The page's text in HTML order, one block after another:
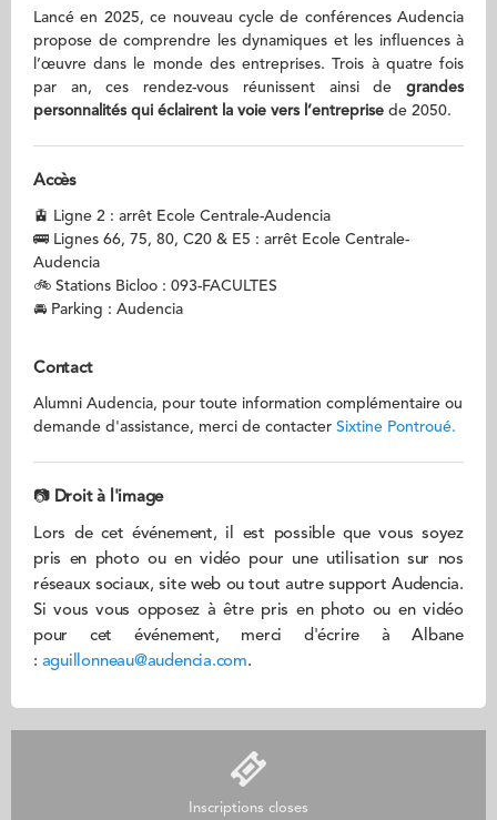
Lancé en 2025, ce nouveau cycle de conférences Audencia
propose de comprendre les dynamiques et les influences à
l’œuvre dans le monde des entreprises. Trois à quatre fois
par an, ces rendez-vous réunissent ainsi de grandes
personnalités qui éclairent la voie vers l’entreprise de 2050.
Accès
🚊 Ligne 2 : arrêt Ecole Centrale-Audencia
🚌 Lignes 66, 75, 80, C20 & E5 : arrêt Ecole Centrale-
Audencia
🚲 Stations Bicloo : 093-FACULTES
🚘 Parking : Audencia
Contact
Alumni Audencia, pour toute information complémentaire ou
demande d'assistance, merci de contacter Sixtine Pontroué.
📷 Droit à l'image
Lors de cet événement, il est possible que vous soyez
pris en photo ou en vidéo pour une utilisation sur nos
réseaux sociaux, site web ou tout autre support Audencia.
Si vous vous opposez à être pris en photo ou en vidéo
pour cet événement, merci d'écrire à Albane
: aguillonneau@audencia.com.
Inscriptions closes